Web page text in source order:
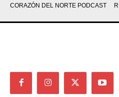
CORAZÓN DEL NORTE PODCAST